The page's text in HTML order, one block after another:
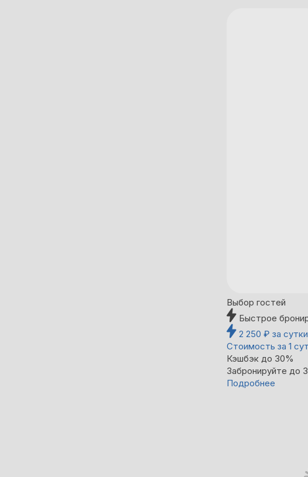
Выбор гостей
Быстрое
2 250 ₽ за сутки
Стоимость за 1
Кэшбэк до 30%
Забронируйте до
Подробнее